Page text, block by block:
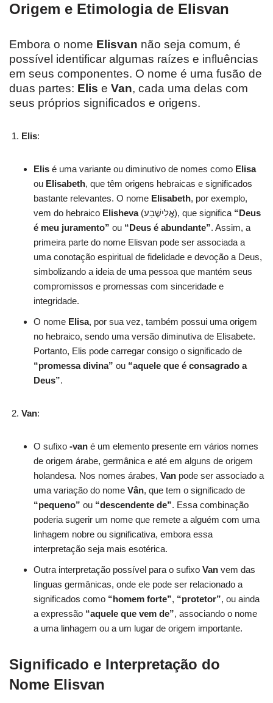
Origem e Etimologia de Elisvan
Embora o nome Elisvan não seja comum, é
possível identificar algumas raízes e influências
em seus componentes. O nome é uma fusão de
duas partes: Elis e Van, cada uma delas com
seus próprios significados e origens.
Elis:
Elis é uma variante ou diminutivo de nomes como Elisa
ou Elisabeth, que têm origens hebraicas e significados
bastante relevantes. O nome Elisabeth, por exemplo,
vem do hebraico Elisheva (אֱלִישֶׁבַע), que significa “Deus
é meu juramento” ou “Deus é abundante”. Assim, a
primeira parte do nome Elisvan pode ser associada a
uma conotação espiritual de fidelidade e devoção a Deus,
simbolizando a ideia de uma pessoa que mantém seus
compromissos e promessas com sinceridade e
integridade.
O nome Elisa, por sua vez, também possui uma origem
no hebraico, sendo uma versão diminutiva de Elisabete.
Portanto, Elis pode carregar consigo o significado de
“promessa divina” ou “aquele que é consagrado a
Deus”.
Van:
O sufixo -van é um elemento presente em vários nomes
de origem árabe, germânica e até em alguns de origem
holandesa. Nos nomes árabes, Van pode ser associado a
uma variação do nome Vân, que tem o significado de
“pequeno” ou “descendente de”. Essa combinação
poderia sugerir um nome que remete a alguém com uma
linhagem nobre ou significativa, embora essa
interpretação seja mais esotérica.
Outra interpretação possível para o sufixo Van vem das
línguas germânicas, onde ele pode ser relacionado a
significados como “homem forte”, “protetor”, ou ainda
a expressão “aquele que vem de”, associando o nome
a uma linhagem ou a um lugar de origem importante.
Significado e Interpretação do
Nome Elisvan